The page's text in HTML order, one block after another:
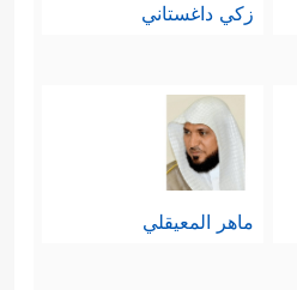
زكي داغستاني
ماهر المعيقلي